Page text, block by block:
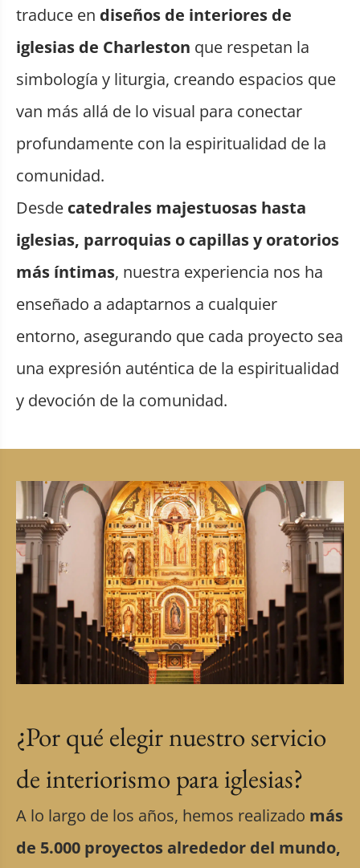
traduce en diseños de interiores de
iglesias de Charleston que respetan la
simbología y liturgia, creando espacios que
van más allá de lo visual para conectar
profundamente con la espiritualidad de la
comunidad.
Desde catedrales majestuosas hasta
iglesias, parroquias o capillas y oratorios
más íntimas, nuestra experiencia nos ha
enseñado a adaptarnos a cualquier
entorno, asegurando que cada proyecto sea
una expresión auténtica de la espiritualidad
y devoción de la comunidad.
¿Por qué elegir nuestro servicio
de interiorismo para iglesias?
A lo largo de los años, hemos realizado más
de 5.000 proyectos alrededor del mundo,